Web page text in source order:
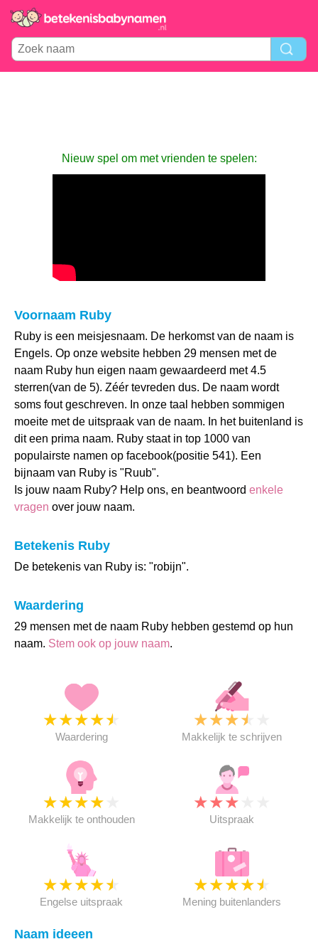
Nieuw spel om met vrienden te spelen:
Voornaam Ruby
Ruby is een meisjesnaam. De herkomst van de naam is
Engels. Op onze website hebben 29 mensen met de
naam Ruby hun eigen naam gewaardeerd met 4.5
sterren(van de 5). Zéér tevreden dus. De naam wordt
soms fout geschreven. In onze taal hebben sommigen
moeite met de uitspraak van de naam. In het buitenland is
dit een prima naam. Ruby staat in top 1000 van
populairste namen op facebook(positie 541). Een
bijnaam van Ruby is "Ruub".
Is jouw naam Ruby? Help ons, en beantwoord enkele
vragen over jouw naam.
Betekenis Ruby
De betekenis van Ruby is: "robijn".
Waardering
29 mensen met de naam Ruby hebben gestemd op hun
naam. Stem ook op jouw naam.
★★★★★
Waardering
★★★★
Makkelijk te schrijven
★★★★
Makkelijk te onthouden
★★★
Uitspraak
★★★★★
Engelse uitspraak
★★★★★
Mening buitenlanders
Naam ideeen